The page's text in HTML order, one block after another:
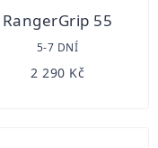
RangerGrip 55
5-7 DNÍ
2 290 Kč